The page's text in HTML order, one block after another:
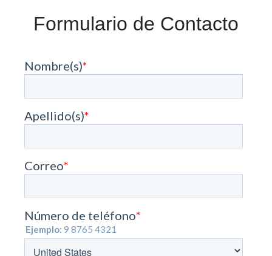
Formulario de Contacto